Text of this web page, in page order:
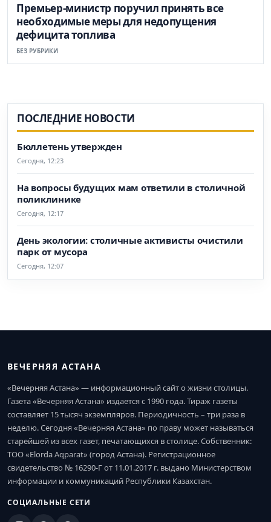
Премьер-министр поручил принять все
необходимые меры для недопущения
дефицита топлива
БЕЗ РУБРИКИ
ПОСЛЕДНИЕ НОВОСТИ
Бюллетень утвержден
Сегодня, 12:23
На вопросы будущих мам ответили в столичной
поликлинике
Сегодня, 12:17
День экологии: столичные активисты очистили
парк от мусора
Сегодня, 12:07
ВЕЧЕРНЯЯ АСТАНА
«Вечерняя Астана» — информационный сайт о жизни столицы.
Газета «Вечерняя Астана» издается с 1990 года. Тираж газеты
составляет 15 тысяч экземпляров. Периодичность – три раза в
неделю. Сегодня «Вечерняя Астана» по праву может называться
старейшей из всех газет, печатающихся в столице. Собственник:
ТОО «Elorda Aqparat» (город Астана). Регистрационное
свидетельство № 16290-Г от 11.01.2017 г. выдано Министерством
информации и коммуникаций Республики Казахстан.
СОЦИАЛЬНЫЕ СЕТИ